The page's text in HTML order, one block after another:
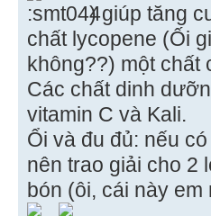
) giúp tăng
chất lycopene (Ối
không??) một chất
Các chất dinh
vitamin C và Kali.
Ổi và đu đủ: nếu
nên trao giải cho 2
bón (ôi, cái này